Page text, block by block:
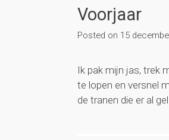
Voorjaar
Posted on 15
Ik pak mijn jas, trek
te lopen en versnel
de tranen die er al